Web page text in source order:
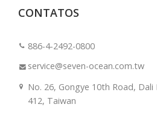
CONTATOS
886-4-2492-0800
service@seven-ocean.com.tw
No. 26, Gongye 10th Road,
412, Taiwan